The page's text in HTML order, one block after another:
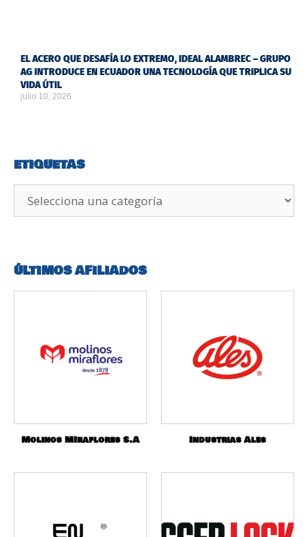
EL ACERO QUE DESAFÍA LO EXTREMO, IDEAL ALAMBREC – GRUPO
AG INTRODUCE EN ECUADOR UNA TECNOLOGÍA QUE TRIPLICA SU
VIDA ÚTIL
julio 10, 2026
ETIQUETAS
ÚLTIMOS AFILIADOS
Molinos MIraflores S.A Industrias Ales